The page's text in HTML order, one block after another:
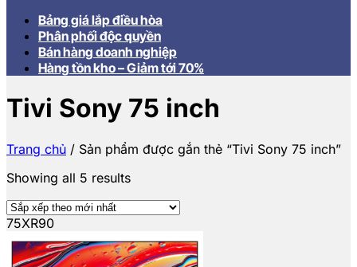
Bảng giá lắp điều hòa
Phân phối độc quyền
Bán hàng doanh nghiệp
Hàng tồn kho – Giảm tới 70%
Tivi Sony 75 inch
Trang chủ / Sản phẩm được gắn thẻ “Tivi Sony 75 inch”
Showing all 5 results
75XR90